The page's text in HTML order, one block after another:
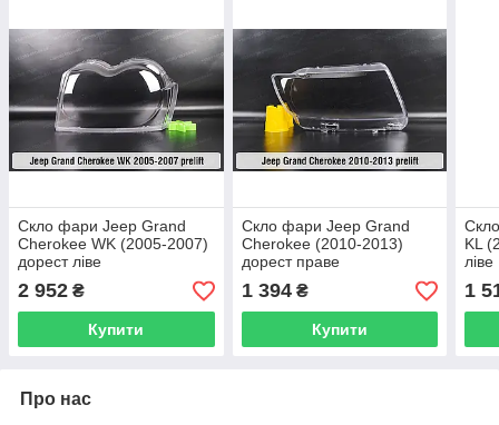
Скло фари Jeep Grand
Cherokee WK (2005-2007)
дорест ліве
2 952 ₴
Купити
Скло фари Jeep Grand
Cherokee (2010-2013)
дорест праве
1 394₴
Купити
KL
ліве
1
Про нас